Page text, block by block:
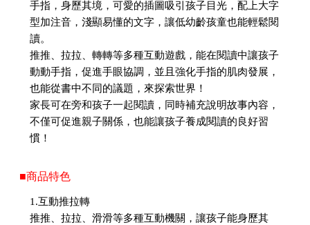
手指，身歷其境，可愛的插圖吸引孩子目光，配上大字
型加注音，淺顯易懂的文字，讓低幼齡孩童也能輕鬆閱
讀。
推推、拉拉、轉轉等多種互動遊戲，能在閱讀中讓孩子
動動手指，促進手眼協調，並且強化手指的肌肉發展，
也能從書中不同的議題，來探索世界！
家長可在旁和孩子一起閱讀，同時補充說明故事內容，
不僅可促進親子關係，也能讓孩子養成閱讀的良好習
慣！
■商品特色
1.互動推拉轉
推推、拉拉、滑滑等多種互動機關，讓孩子能身歷其